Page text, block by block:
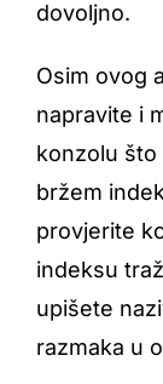
dovoljno.
Osim ovog
napravite i
konzolu
bržem
provjerite
indeksu
upišete
razmaka u